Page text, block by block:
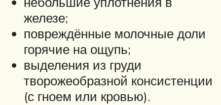
железе;
повреждённые молочные доли
горячие на ощупь;
выделения из груди
творожеобразной консистенции
(с гноем или кровью).